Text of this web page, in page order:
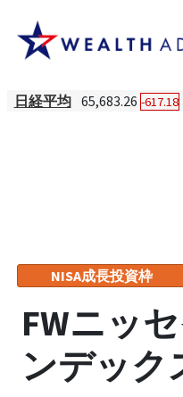
日経平均 65,683.26 -617.18
NISA成長投資枠
FWニッ
ンデック